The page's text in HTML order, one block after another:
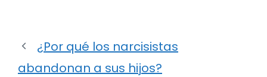
¿Por qué los narcisistas
abandonan a sus hijos?